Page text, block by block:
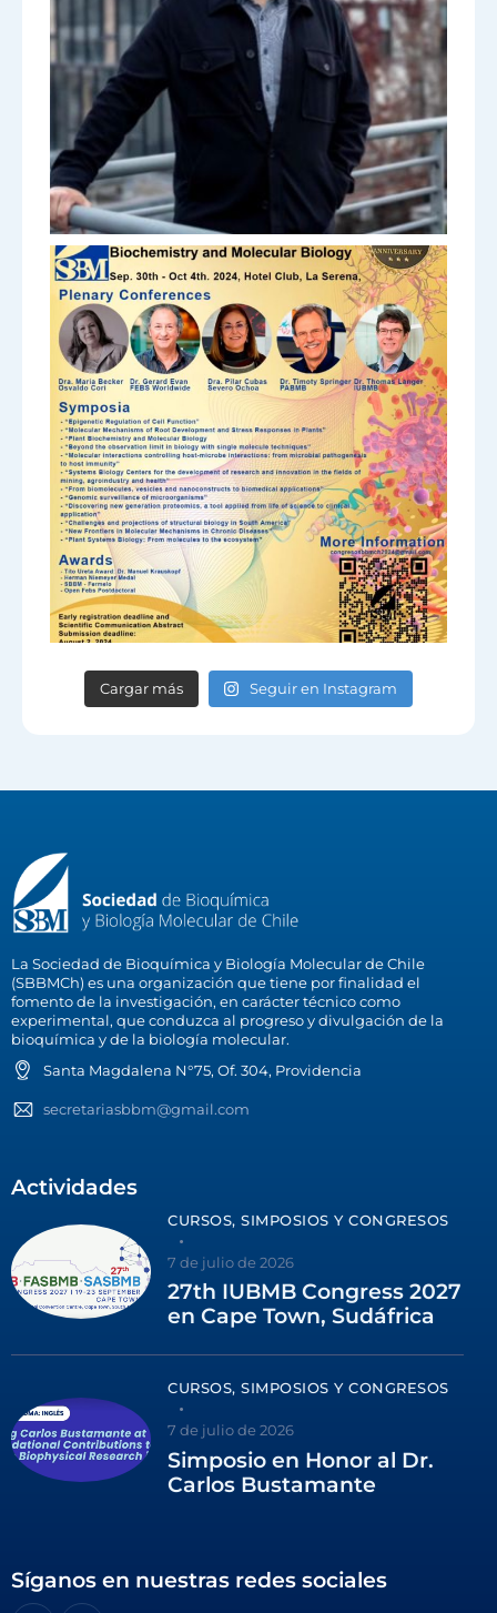
Cargar más Seguir en Instagram
La Sociedad de Bioquímica y Biología Molecular de Chile
(SBBMCh) es una organización que tiene por finalidad el
fomento de la investigación, en carácter técnico como
experimental, que conduzca al progreso y divulgación de la
bioquímica y de la biología molecular.
Santa Magdalena N°75, Of. 304, Providencia
secretariasbbm@gmail.com
Actividades
CURSOS, SIMPOSIOS Y CONGRESOS
7 de julio de 2026
27th IUBMB Congress 2027
en Cape Town, Sudáfrica
CURSOS, SIMPOSIOS Y CONGRESOS
7 de julio de 2026
Simposio en Honor al Dr.
Carlos Bustamante
Síganos en nuestras redes sociales